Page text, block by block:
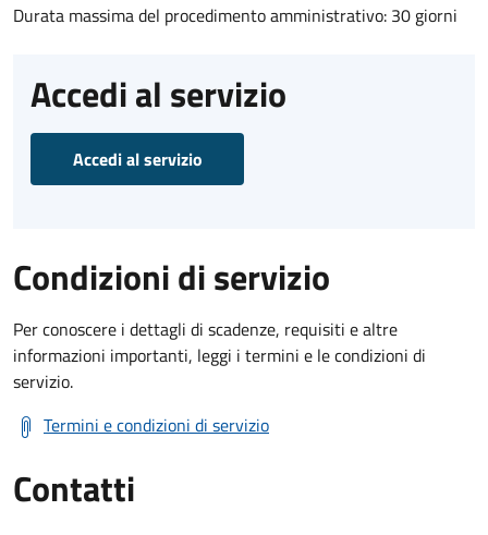
Durata massima del procedimento amministrativo: 30 giorni
Accedi al servizio
Accedi al servizio
Condizioni di servizio
Per conoscere i dettagli di scadenze, requisiti e altre
informazioni importanti, leggi i termini e le condizioni di
servizio.
Termini e condizioni di servizio
Contatti